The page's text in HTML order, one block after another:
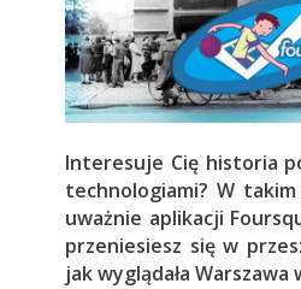
Interesuje Cię historia
technologiami? W
uważnie aplikacji
przeniesiesz się w
jak wyglądała Warszawa